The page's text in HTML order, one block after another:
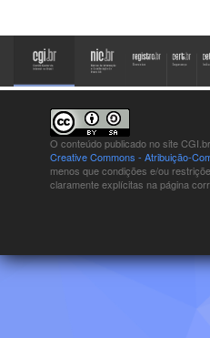
O conteúdo publicado no site
Creative Commons - Atribuição-
menos que condições e/ou
claramente explícitas na página